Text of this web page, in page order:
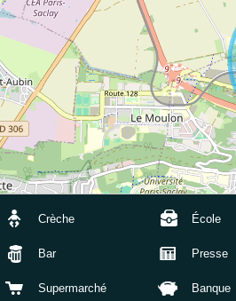
Crèche École
Bar Presse
Supermarché Banque